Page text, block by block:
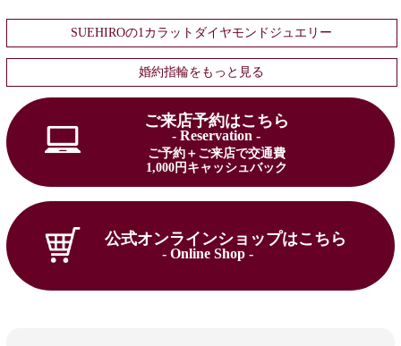
SUEHIROの1カラットダイヤモンドジュエリー
婚約指輪をもっと見る
ご来店予約はこちら
- Reservation -
ご予約＋ご来店で交通費
1,000円キャッシュバック
公式オンラインショップはこちら
- Online Shop -